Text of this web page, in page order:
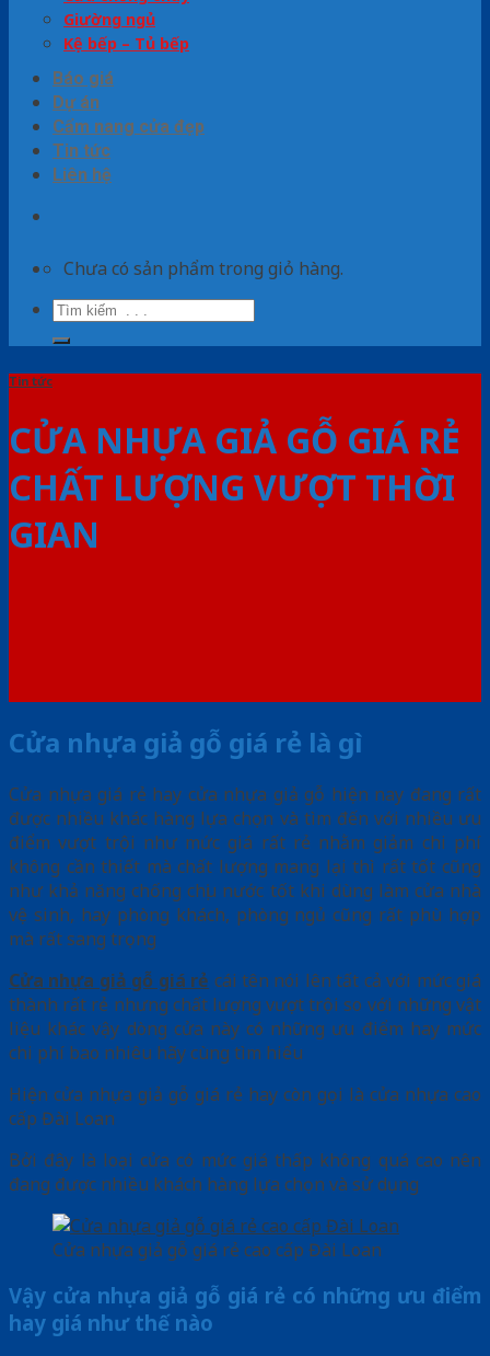
Giường ngủ
Kệ bếp – Tủ bếp
Báo giá
Dự án
Cẩm nang cửa đẹp
Tin tức
Liên hệ
Chưa có sản phẩm trong giỏ hàng.
Tìm
kiếm:
Tin tức
CỬA NHỰA GIẢ GỖ GIÁ RẺ
CHẤT LƯỢNG VƯỢT THỜI
GIAN
Cửa nhựa giả gỗ giá rẻ là gì
Cửa nhựa giá rẻ hay cửa nhựa giả gỗ hiện nay đang rất
được nhiều khác hàng lựa chọn và tìm đến với nhiều ưu
điểm vượt trội như mức giá rất rẻ nhằm giảm chi phí
không cần thiết mà chất lượng mang lại thì rất tốt cũng
như khả năng chống chịu nước tốt khi dùng làm cửa nhà
vệ sinh, hay phòng khách, phòng ngủ cũng rất phù hợp
mà rất sang trọng
Cửa nhựa giả gỗ giá rẻ cái tên nói lên tất cả với mức giá
thành rất rẻ nhưng chất lượng vượt trội so với những vật
liệu khác vậy dòng cửa này có những ưu điểm hay mức
chi phí bao nhiêu hãy cùng tìm hiểu
Hiện cửa nhựa giả gỗ giá rẻ hay còn gọi là cửa nhựa cao
cấp Đài Loan
Bởi đây là loại cửa có mức giá thấp không quá cao nên
đang được nhiều khách hàng lựa chọn và sử dụng
Cửa nhựa giả gỗ giá rẻ cao cấp Đài Loan
Vậy cửa nhựa giả gỗ giá rẻ có những ưu điểm
hay giá như thế nào